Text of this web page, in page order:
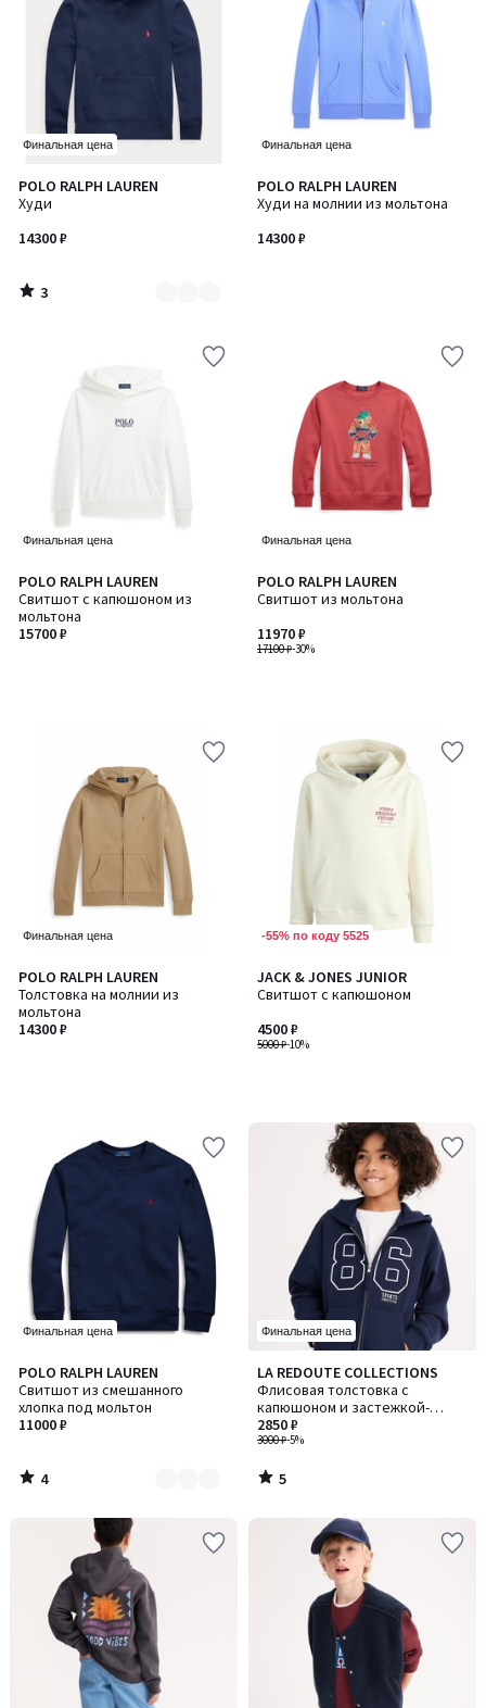
Финальная цена
POLO RALPH LAUREN
Худи
14300 ₽
3
/
Количество
цветов:
3
3
/
Финальная цена
POLO RALPH LAUREN
Худи на молнии из мольтона
14300 ₽
Финальная цена
POLO RALPH LAUREN
Свитшот с капюшоном из
мольтона
15700 ₽
Финальная цена
POLO RALPH LAUREN
Свитшот из мольтона
17100 ₽-30%
11970 ₽
Финальная цена
POLO RALPH LAUREN
Толстовка на молнии из
мольтона
14300 ₽
-55% по коду 5525
JACK & JONES JUNIOR
Свитшот с капюшоном
5000 ₽-10%
4500 ₽
Финальная цена
POLO RALPH LAUREN
Свитшот из смешанного
хлопка под мольтон
11000 ₽
4
/
5
Количество
цветов:
3
4
/
Финальная цена
LA REDOUTE COLLECTIONS
Флисовая толстовка с
капюшоном и застежкой-
молнией, в стиле кампуса
3000 ₽-5%
2850 ₽
5
/
5
5
/